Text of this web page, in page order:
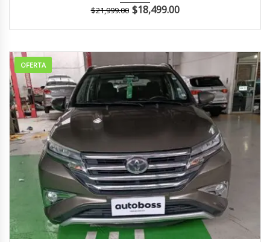
$21,999.00 $18,499.00
OFERTA